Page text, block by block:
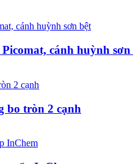
cánh huỳnh sơn
bo tròn 2 cạnh